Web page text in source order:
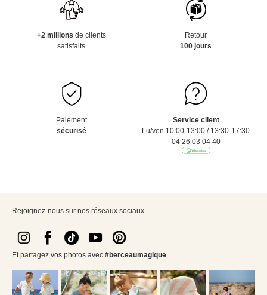
+2 millions de clients
satisfaits
Retour
100 jours
Paiement
sécurisé
Service client
Lu/ven 10:00-13:00 / 13:30-17:30
04 26 03 04 40
Rejoignez-nous sur nos réseaux sociaux
Et partagez vos photos avec #berceaumagique